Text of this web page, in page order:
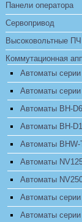
Панели оператора
Сервопривод
Высоковольтные ПЧ
Коммутационная
Автоматы
Автоматы
Автоматы BH-D6
Автоматы BH-
Автоматы BHW-
Автоматы
Автоматы
Автоматы
Автоматы